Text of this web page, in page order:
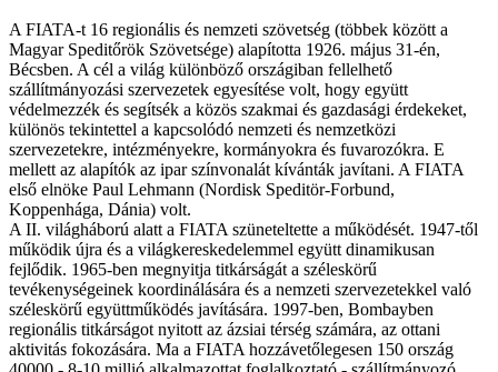
A FIATA-t 16 regionális és nemzeti szövetség (többek között a
Magyar Speditőrök Szövetsége) alapította 1926. május 31-én,
Bécsben. A cél a világ különböző országiban fellelhető
szállítmányozási szervezetek egyesítése volt, hogy együtt
védelmezzék és segítsék a közös szakmai és gazdasági érdekeket,
különös tekintettel a kapcsolódó nemzeti és nemzetközi
szervezetekre, intézményekre, kormányokra és fuvarozókra. E
mellett az alapítók az ipar színvonalát kívánták javítani. A FIATA
első elnöke Paul Lehmann (Nordisk Speditör-Forbund,
Koppenhága, Dánia) volt.
A II. világháború alatt a FIATA szüneteltette a működését. 1947-től
működik újra és a világkereskedelemmel együtt dinamikusan
fejlődik. 1965-ben megnyitja titkárságát a széleskörű
tevékenységeinek koordinálására és a nemzeti szervezetekkel való
széleskörű együttműködés javítására. 1997-ben, Bombayben
regionális titkárságot nyitott az ázsiai térség számára, az ottani
aktivitás fokozására. Ma a FIATA hozzávetőlegesen 150 ország